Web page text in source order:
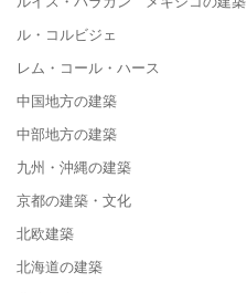
ル・コルビジェ
レム・コール・ハース
中国地方の建築
中部地方の建築
九州・沖縄の建築
京都の建築・文化
北欧建築
北海道の建築